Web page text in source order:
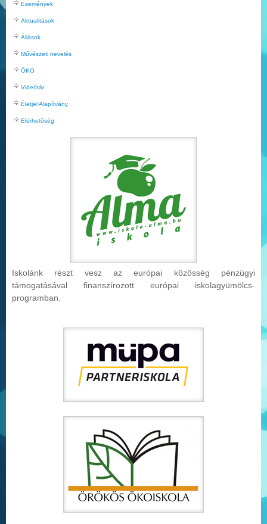
Események
Aktualitások
Állások
Művészeti nevelés
ÖKO
Videótár
Életjel Alapítvány
Elérhetőség
Iskolánk részt vesz az európai közösség pénzügyi
támogatásával finanszírozott európai iskolagyümölcs-
programban.